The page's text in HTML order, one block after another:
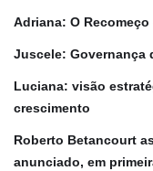
Adriana: O
Juscele: Governança
Luciana: visão
crescimento
Roberto Betancourt
anunciado, em